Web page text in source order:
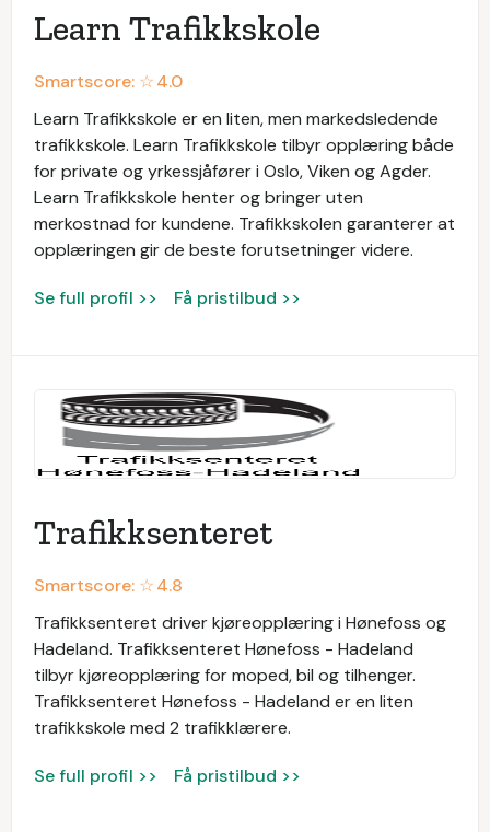
Learn Trafikkskole
Smartscore: ☆4.0
Learn Trafikkskole er en liten, men markedsledende
trafikkskole. Learn Trafikkskole tilbyr opplæring både
for private og yrkessjåfører i Oslo, Viken og Agder.
Learn Trafikkskole henter og bringer uten
merkostnad for kundene. Trafikkskolen garanterer at
opplæringen gir de beste forutsetninger videre.
Se full profil >> Få pristilbud >>
Trafikksenteret
Smartscore: ☆4.8
Trafikksenteret driver kjøreopplæring i Hønefoss og
Hadeland. Trafikksenteret Hønefoss - Hadeland
tilbyr kjøreopplæring for moped, bil og tilhenger.
Trafikksenteret Hønefoss - Hadeland er en liten
trafikkskole med 2 trafikklærere.
Se full profil >> Få pristilbud >>